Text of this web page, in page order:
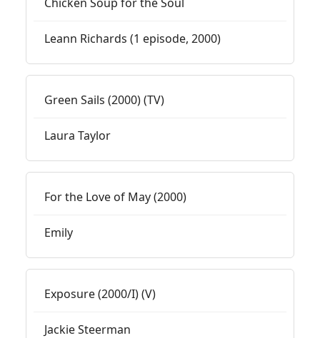
Leann Richards (1 episode, 2000)
Green Sails (2000) (TV)
Laura Taylor
For the Love of May (2000)
Emily
Exposure (2000/I) (V)
Jackie Steerman